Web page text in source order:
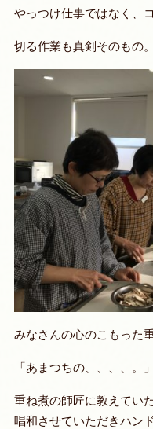
やっつけ仕事ではなく、
切る作業も真剣そのもの。
みなさんの心のこもった
「あまつちの、、、、。」
重ね煮の師匠に教えてい
唱和させていただきハン